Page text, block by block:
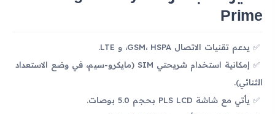
Prime
يدعم تقنيات الاتصال GSM، HSPA، و LTE.
إمكانية استخدام شريحتي SIM (مايكرو-سيم، في وضع الاستعداد
الثنائي).
يأتي مع شاشة PLS LCD بحجم 5.0 بوصات.